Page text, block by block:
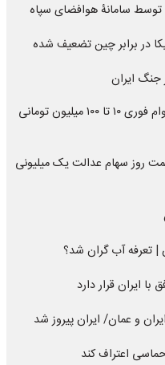
سامانۀ هوافضای سپاه
در برابر چین تضعیف شده
جنگ ایران
وام برای یارانه بگیران بدون ضامن | وام فوری ۱۰ تا ۱۰۰ میلیون تومانی
روز سهام عدالت یک میلیونی
تعرفه آب گران شد؟
و عمان/ ایران پیروز شد
اعتراف کند